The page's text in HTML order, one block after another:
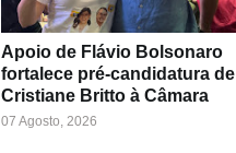
Apoio de Flávio Bolsonaro
fortalece pré-candidatura de
Cristiane Britto à Câmara
07 Agosto, 2026